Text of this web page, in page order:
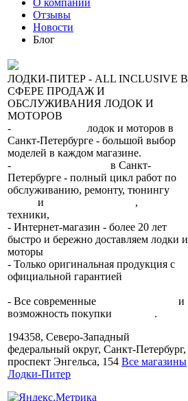
Отзывы
Новости
Блог
ЛОДКИ-ПИТЕР - ALL INCLUSIVE В
СФЕРЕ ПРОДАЖ И
ОБСЛУЖИВАНИЯ ЛОДОК И
МОТОРОВ
-
лодок и моторов в
Санкт-Петербурге - большой выбор
моделей в каждом магазине.
-
в Санкт-
Петербурге - полный цикл работ по
обслуживанию, ремонту, тюнингу
и ,
техники,
- Интернет-магазин - более 20 лет
быстро и бережно доставляем лодки и
моторы
- Только оригинальная продукция с
официальной гарантией
- Все современные
и
возможность покупки
.
194358, Северо-Западный
федеральный округ, Санкт-Петербург,
проспект Энгельса, 154 Все магазины
Лодки-Питер